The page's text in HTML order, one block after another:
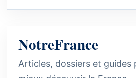
NotreFrance
Articles, dossiers et guides